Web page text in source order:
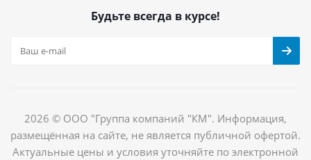
Будьте всегда в курсе!
2026 © ООО "Группа компаний "КМ". Информация,
размещённая на сайте, не является публичной офертой.
Актуальные цены и условия уточняйте по электронной